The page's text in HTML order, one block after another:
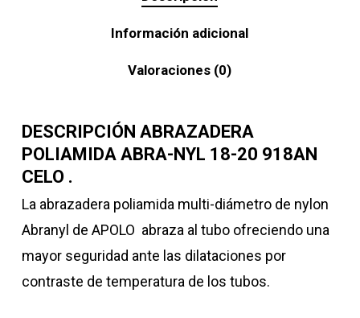
Información adicional
Valoraciones (0)
DESCRIPCIÓN ABRAZADERA
POLIAMIDA ABRA-NYL 18-20 918AN
CELO .
La abrazadera poliamida multi-diámetro de nylon
Abranyl de APOLO abraza al tubo ofreciendo una
mayor seguridad ante las dilataciones por
contraste de temperatura de los tubos.